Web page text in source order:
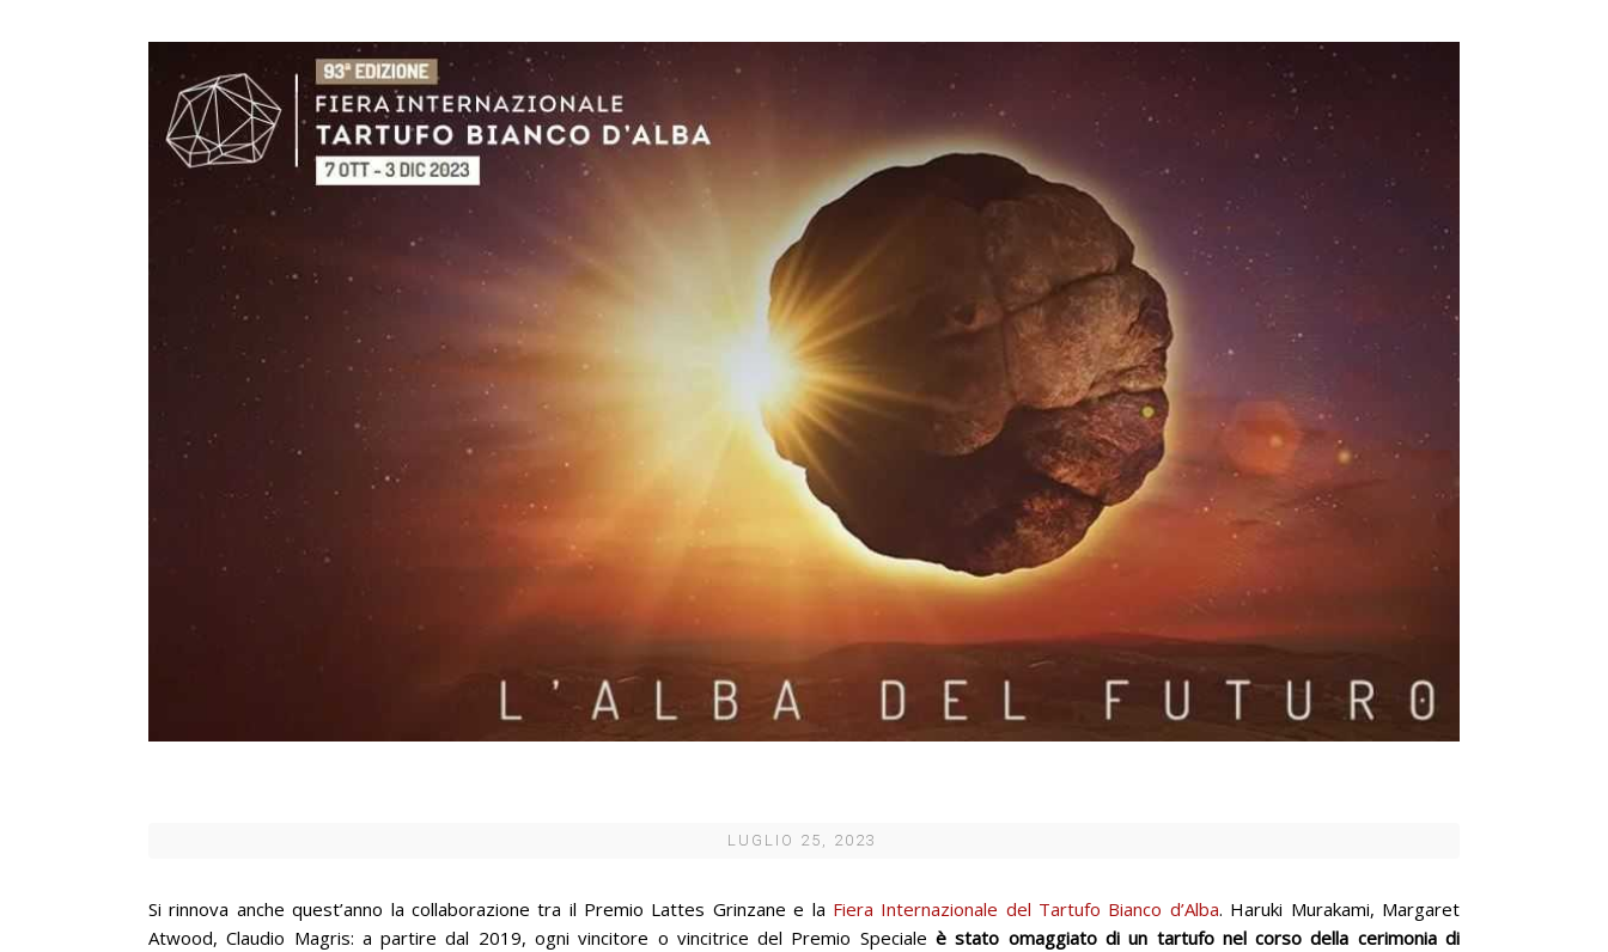
LUGLIO 25, 2023
Si rinnova anche quest’anno la collaborazione tra il Premio Lattes Grinzane e la Fiera Internazionale del Tartufo Bianco d’Alba. Haruki Murakami, Margaret
Atwood, Claudio Magris: a partire dal 2019, ogni vincitore o vincitrice del Premio Specialeè stato omaggiato di un tartufo nel corso della cerimonia di